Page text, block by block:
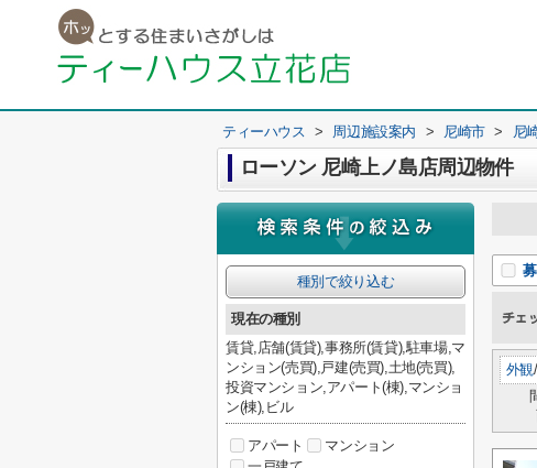
ティーハウス > 周辺施設案内 > 尼崎市 > 尼
ローソン 尼崎上ノ島店周辺物件
外観/
種別で絞り込む
現在の種別
賃貸,店舗(賃貸),事務所(賃貸),駐車場,マ
ンション(売買),戸建(売買),土地(売買),
投資マンション,アパート(棟),マンショ
ン(棟),ビル
アパート
マンション